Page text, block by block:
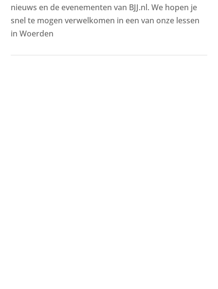
nieuws en de evenementen van BJJ.nl. We hopen je
snel te mogen verwelkomen in een van onze lessen
in Woerden